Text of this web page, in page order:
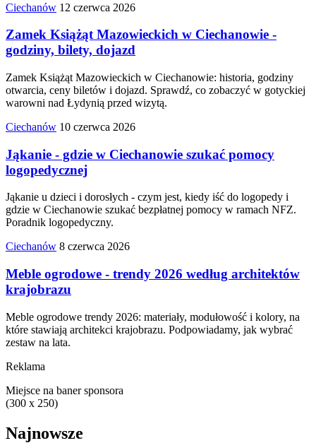
Ciechanów 12 czerwca 2026
Zamek Książąt Mazowieckich w Ciechanowie -
godziny, bilety, dojazd
Zamek Książąt Mazowieckich w Ciechanowie: historia, godziny
otwarcia, ceny biletów i dojazd. Sprawdź, co zobaczyć w gotyckiej
warowni nad Łydynią przed wizytą.
Ciechanów 10 czerwca 2026
Jąkanie - gdzie w Ciechanowie szukać pomocy
logopedycznej
Jąkanie u dzieci i dorosłych - czym jest, kiedy iść do logopedy i
gdzie w Ciechanowie szukać bezpłatnej pomocy w ramach NFZ.
Poradnik logopedyczny.
Ciechanów 8 czerwca 2026
Meble ogrodowe - trendy 2026 według architektów
krajobrazu
Meble ogrodowe trendy 2026: materiały, modułowość i kolory, na
które stawiają architekci krajobrazu. Podpowiadamy, jak wybrać
zestaw na lata.
Reklama
Miejsce na baner sponsora
(300 x 250)
Najnowsze